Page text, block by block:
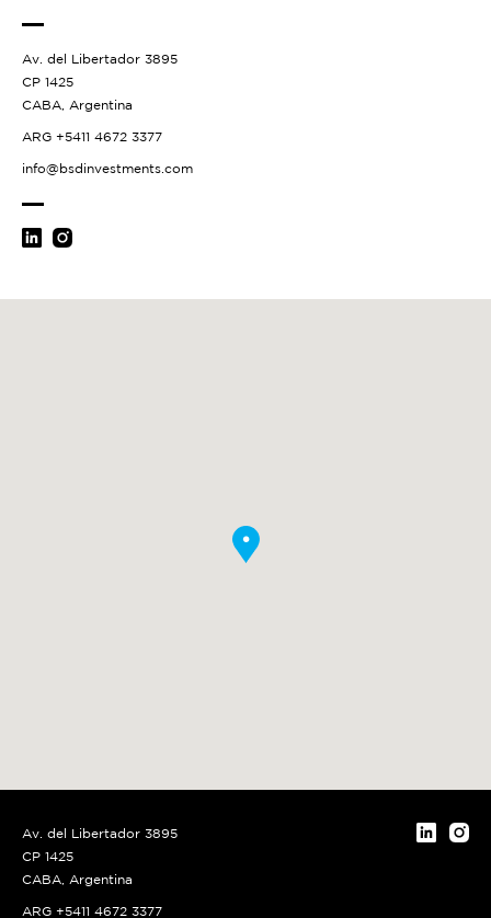
Av. del Libertador 3895
CP 1425
CABA, Argentina
ARG +5411 4672 3377
info@bsdinvestments.com
Av. del Libertador 3895
CP 1425
CABA, Argentina
ARG +5411 4672 3377